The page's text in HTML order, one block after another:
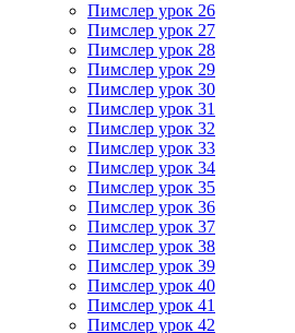
Пимслер урок 26
Пимслер урок 27
Пимслер урок 28
Пимслер урок 29
Пимслер урок 30
Пимслер урок 31
Пимслер урок 32
Пимслер урок 33
Пимслер урок 34
Пимслер урок 35
Пимслер урок 36
Пимслер урок 37
Пимслер урок 38
Пимслер урок 39
Пимслер урок 40
Пимслер урок 41
Пимслер урок 42